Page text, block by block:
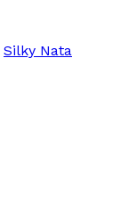
Silky Nata